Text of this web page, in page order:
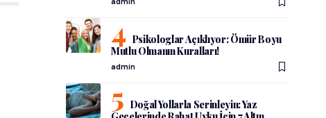
Psikologlar Açıklıyor: Ömür Boyu
Mutlu Olmanın Kuralları!
admin
Doğal Yollarla Serinleyin: Yaz